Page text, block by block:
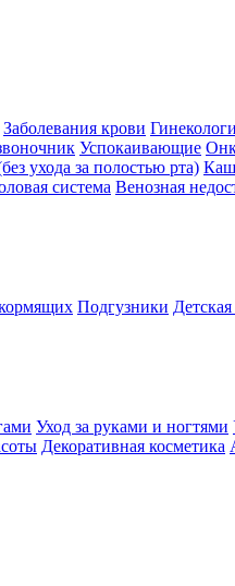
Заболевания крови
Успокаивающие
ухода за полостью рта)
система Венозная
Подгузники
Уход за руками и ногтями
Декоративная косметика